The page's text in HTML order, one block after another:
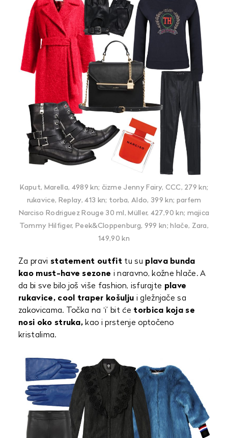
Kaput, Marella, 4989 kn; čizme Jenny Fairy, CCC, 279 kn;
rukavice, Replay, 413 kn; torba, Aldo, 399 kn; parfem
Narciso Rodriguez Rouge 30 ml, Müller, 427,90 kn; majica
Tommy Hilfiger, Peek&Cloppenburg, 999 kn; hlače, Zara,
149,90 kn
Za pravi statement outfit tu su plava bunda
kao must-have sezone i naravno, kožne hlače. A
da bi sve bilo još više fashion, isfurajte plave
rukavice, cool traper košulju i gležnjače sa
zakovicama. Točka na ‘i’ bit će torbica koja se
nosi oko struka, kao i prstenje optočeno
kristalima.